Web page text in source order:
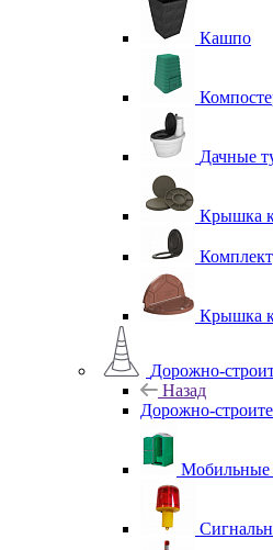
Кашпо
Дачные
Крышка
Крышка
Дорожно-
Назад
Дорожно-
Мобильные